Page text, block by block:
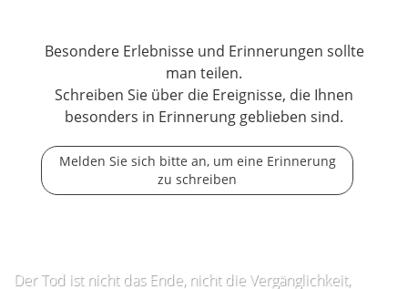
Besondere Erlebnisse und Erinnerungen sollte
man teilen.
Schreiben Sie über die Ereignisse, die Ihnen
besonders in Erinnerung geblieben sind.
Melden Sie sich bitte an, um eine Erinnerung
zu schreiben
Der Tod ist nicht das Ende, nicht die Vergänglichkeit,